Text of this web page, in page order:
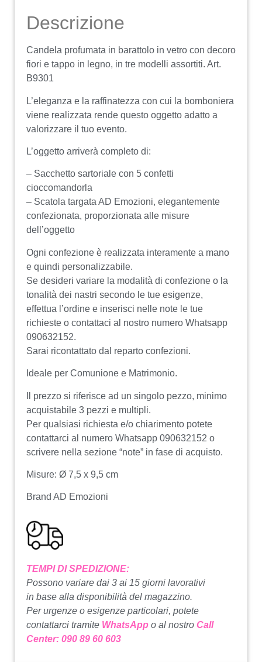
Descrizione
Candela profumata in barattolo in vetro con decoro
fiori e tappo in legno, in tre modelli assortiti. Art.
B9301
L’eleganza e la raffinatezza con cui la bomboniera
viene realizzata rende questo oggetto adatto a
valorizzare il tuo evento.
L’oggetto arriverà completo di:
– Sacchetto sartoriale con 5 confetti
cioccomandorla
– Scatola targata AD Emozioni, elegantemente
confezionata, proporzionata alle misure
dell’oggetto
Ogni confezione è realizzata interamente a mano
e quindi personalizzabile.
Se desideri variare la modalità di confezione o la
tonalità dei nastri secondo le tue esigenze,
effettua l’ordine e inserisci nelle note le tue
richieste o contattaci al nostro numero Whatsapp
090632152.
Sarai ricontattato dal reparto confezioni.
Ideale per Comunione e Matrimonio.
Il prezzo si riferisce ad un singolo pezzo, minimo
acquistabile 3 pezzi e multipli.
Per qualsiasi richiesta e/o chiarimento potete
contattarci al numero Whatsapp 090632152 o
scrivere nella sezione “note” in fase di acquisto.
Misure: Ø 7,5 x 9,5 cm
Brand AD Emozioni
TEMPI DI SPEDIZIONE:
Possono variare dai 3 ai 15 giorni lavorativi
in base alla disponibilità del magazzino.
Per urgenze o esigenze particolari, potete
contattarci tramite WhatsApp o al nostro Call
Center: 090 89 60 603